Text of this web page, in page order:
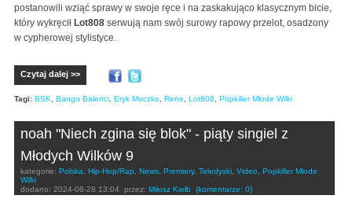
postanowili wziąć sprawy w swoje ręce i na zaskakująco klasycznym bicie,
który wykręcił Lot808 serwują nam swój surowy rapowy przelot, osadzony
w cypherowej stylistyce.
Czytaj dalej >>
Tagi: BSK Bango Balenci Eryk Moczko Rene Lot808 Popkiller Młode Wilki
noah "Niech zgina się blok" - piąty singiel z
Młodych Wilków 9
kategorie: Polska Hip-Hop/Rap News Premiery, Teledyski Video
Popkiller Młode
Wilki
dodano: 2024-08-28 13:04 przez: Miłosz Kiełb (komentarze: 0)